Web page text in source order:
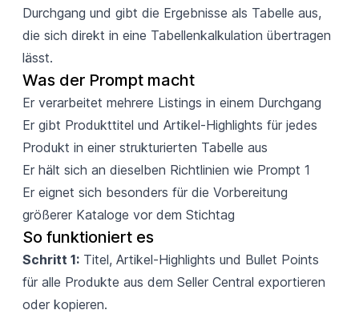
Durchgang und gibt die Ergebnisse als Tabelle aus,
die sich direkt in eine Tabellenkalkulation übertragen
lässt.
Was der Prompt macht
Er verarbeitet mehrere Listings in einem Durchgang
Er gibt Produkttitel und Artikel-Highlights für jedes
Produkt in einer strukturierten Tabelle aus
Er hält sich an dieselben Richtlinien wie Prompt 1
Er eignet sich besonders für die Vorbereitung
größerer Kataloge vor dem Stichtag
So funktioniert es
Schritt 1:Titel, Artikel-Highlights und Bullet Points
für alle Produkte aus dem Seller Central exportieren
oder kopieren.